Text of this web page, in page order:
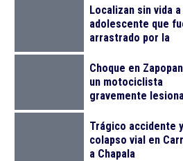
de Reforestación
Localizan sin vida
adolescente que
arrastrado por la
de Oblatos
Choque en
un motociclista
gravemente
Trágico accidente y
colapso vial en
a Chapala